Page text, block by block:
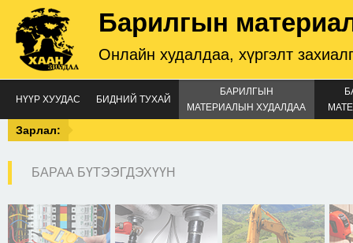
Барилгын
Онлайн худалдаа, хүргэлт
НҮҮР ХУУДАС БИДНИЙ ТУХАЙ
БАРИЛГЫН
МАТЕРИАЛЫН ХУДАЛДАА
Зарлал:
БАРАА БҮТЭЭГДЭХҮҮН
зузаан